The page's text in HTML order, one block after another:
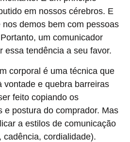
em nossos cérebros. E
demos bem com pessoas
um comunicador
essa tendência a seu favor.
corporal é uma técnica que
vontade e quebra barreiras
feito copiando os
e postura do comprador. Mas
a estilos de comunicação
cadência, cordialidade).